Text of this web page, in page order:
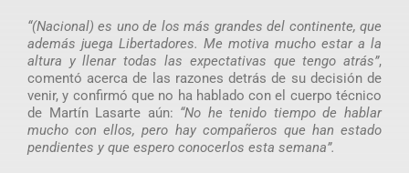
“(Nacional) es uno de los más grandes del continente, que
además juega Libertadores. Me motiva mucho estar a la
altura y llenar todas las expectativas que tengo atrás”,
comentó acerca de las razones detrás de su decisión de
venir, y confirmó que no ha hablado con el cuerpo técnico
de Martín Lasarte aún: “No he tenido tiempo de hablar
mucho con ellos, pero hay compañeros que han estado
pendientes y que espero conocerlos esta semana”.